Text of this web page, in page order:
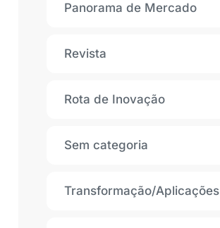
Panorama de Mercado
Revista
Rota de Inovação
Sem categoria
Transformação/Aplicações